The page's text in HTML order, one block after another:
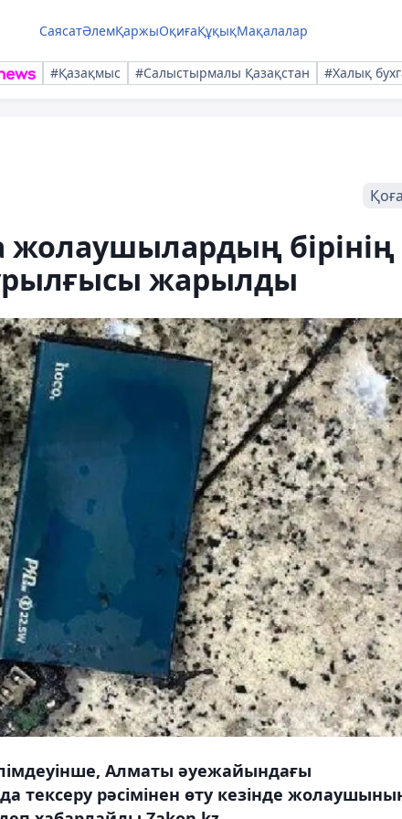
СаясатӘлемҚаржыОқиғаҚұқықМақалалар
#Қазақмыс #Салыстырмалы Қазақстан #Халық
бірінің
жарылды
Алматы әуежайындағы
тексеру рәсімінен өту кезінде